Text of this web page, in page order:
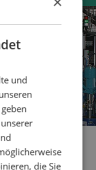
und
die Sie